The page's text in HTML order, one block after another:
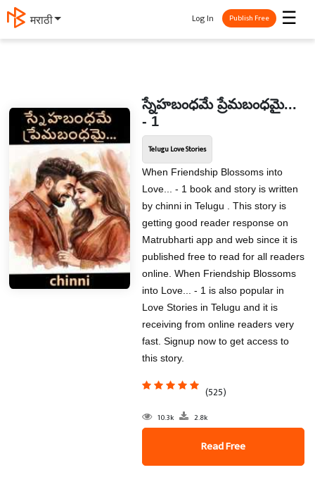
मराठी ☰
Log In Publish Free
స్నేహబంధమే ప్రేమబంధమై...
- 1
Telugu Love Stories
When Friendship Blossoms into
Love... - 1 book and story is written
by chinni in Telugu . This story is
getting good reader response on
Matrubharti app and web since it is
published free to read for all readers
online. When Friendship Blossoms
into Love... - 1 is also popular in
Love Stories in Telugu and it is
receiving from online readers very
fast. Signup now to get access to
this story.
(525)
10.3k 2.8k
Read Free